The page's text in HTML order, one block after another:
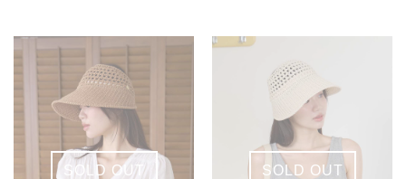
SOLD OUT SOLD OUT